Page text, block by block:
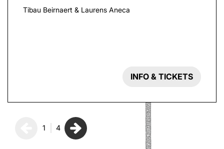
Tibau Beirnaert & Laurens Aneca
INFO & TICKETS
1 4